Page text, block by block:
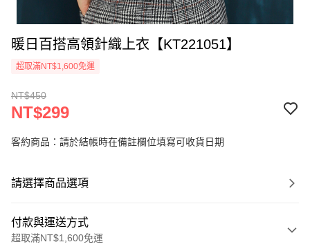
暖日百搭高領針織上衣【KT221051】
超取滿NT$1,600免運
NT$450
NT$299
客約商品：請於結帳時在備註欄位填寫可收貨日期
請選擇商品選項
付款與運送方式
超取滿NT$1,600免運